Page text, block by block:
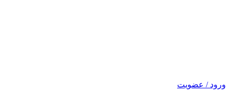
ورود / عضویت